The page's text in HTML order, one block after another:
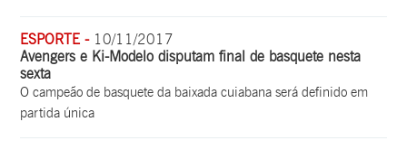
ESPORTE - 10/11/2017
Avengers e Ki-Modelo disputam final de basquete nesta
sexta
O campeão de basquete da baixada cuiabana será definido em
partida única